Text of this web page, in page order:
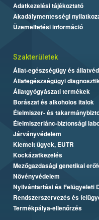
Adatkezelési tájékoztató
Akadálymentességi
Üzemeltetési információ
Szakterületek
Állat-egészségügy és
Állategészségügyi
Állatgyógyászati termékek
Borászat és alkoholos italok
Élelmiszer- és
Élelmiszerlánc-biztonsági
Járványvédelem
Kiemelt ügyek, EUTR
Kockázatkezelés
Mezőgazdasági genetikai
Növényvédelem
Nyilvántartási és Felügyeleti
Rendszerszervezés és
Termékpálya-ellenőrzés